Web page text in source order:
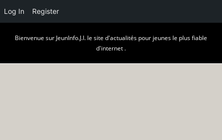
Log In Register
Bienvenue sur JeunInfo.J.I. le site d'actualités pour jeunes le plus fiable
d'internet .